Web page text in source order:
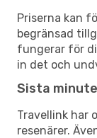
Priserna kan
begränsad
fungerar för
in det och
Sista
Travellink har
resenärer.